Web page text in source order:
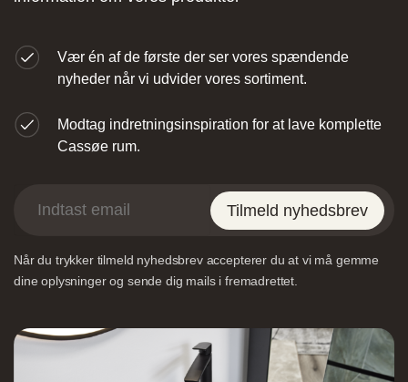
Vær én af de første der ser vores spændende
nyheder når vi udvider vores sortiment.
Modtag indretningsinspiration for at lave komplette
Cassøe rum.
Tilmeld nyhedsbrev
Når du trykker tilmeld nyhedsbrev accepterer du at vi må gemme
dine oplysninger og sende dig mails i fremadrettet.
Nettoline Ribe
Øster Vedsted Vej 6, 6760 Ribe,
Nettoline Holstebro